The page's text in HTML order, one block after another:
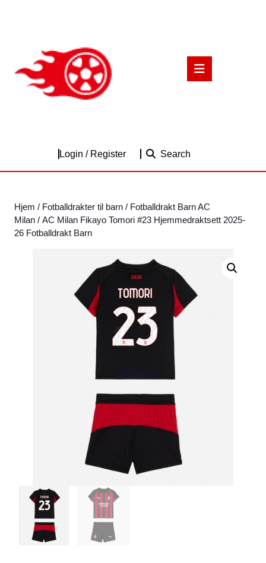
Login / RegisterLogin
Search
Hjem / Fotballdrakter til barn / Fotballdrakt Barn AC
Milan / AC Milan Fikayo Tomori #23 Hjemmedraktsett 2025-
26 Fotballdrakt Barn